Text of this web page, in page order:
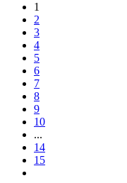
1
2
3
4
5
6
7
8
9
10
...
14
15